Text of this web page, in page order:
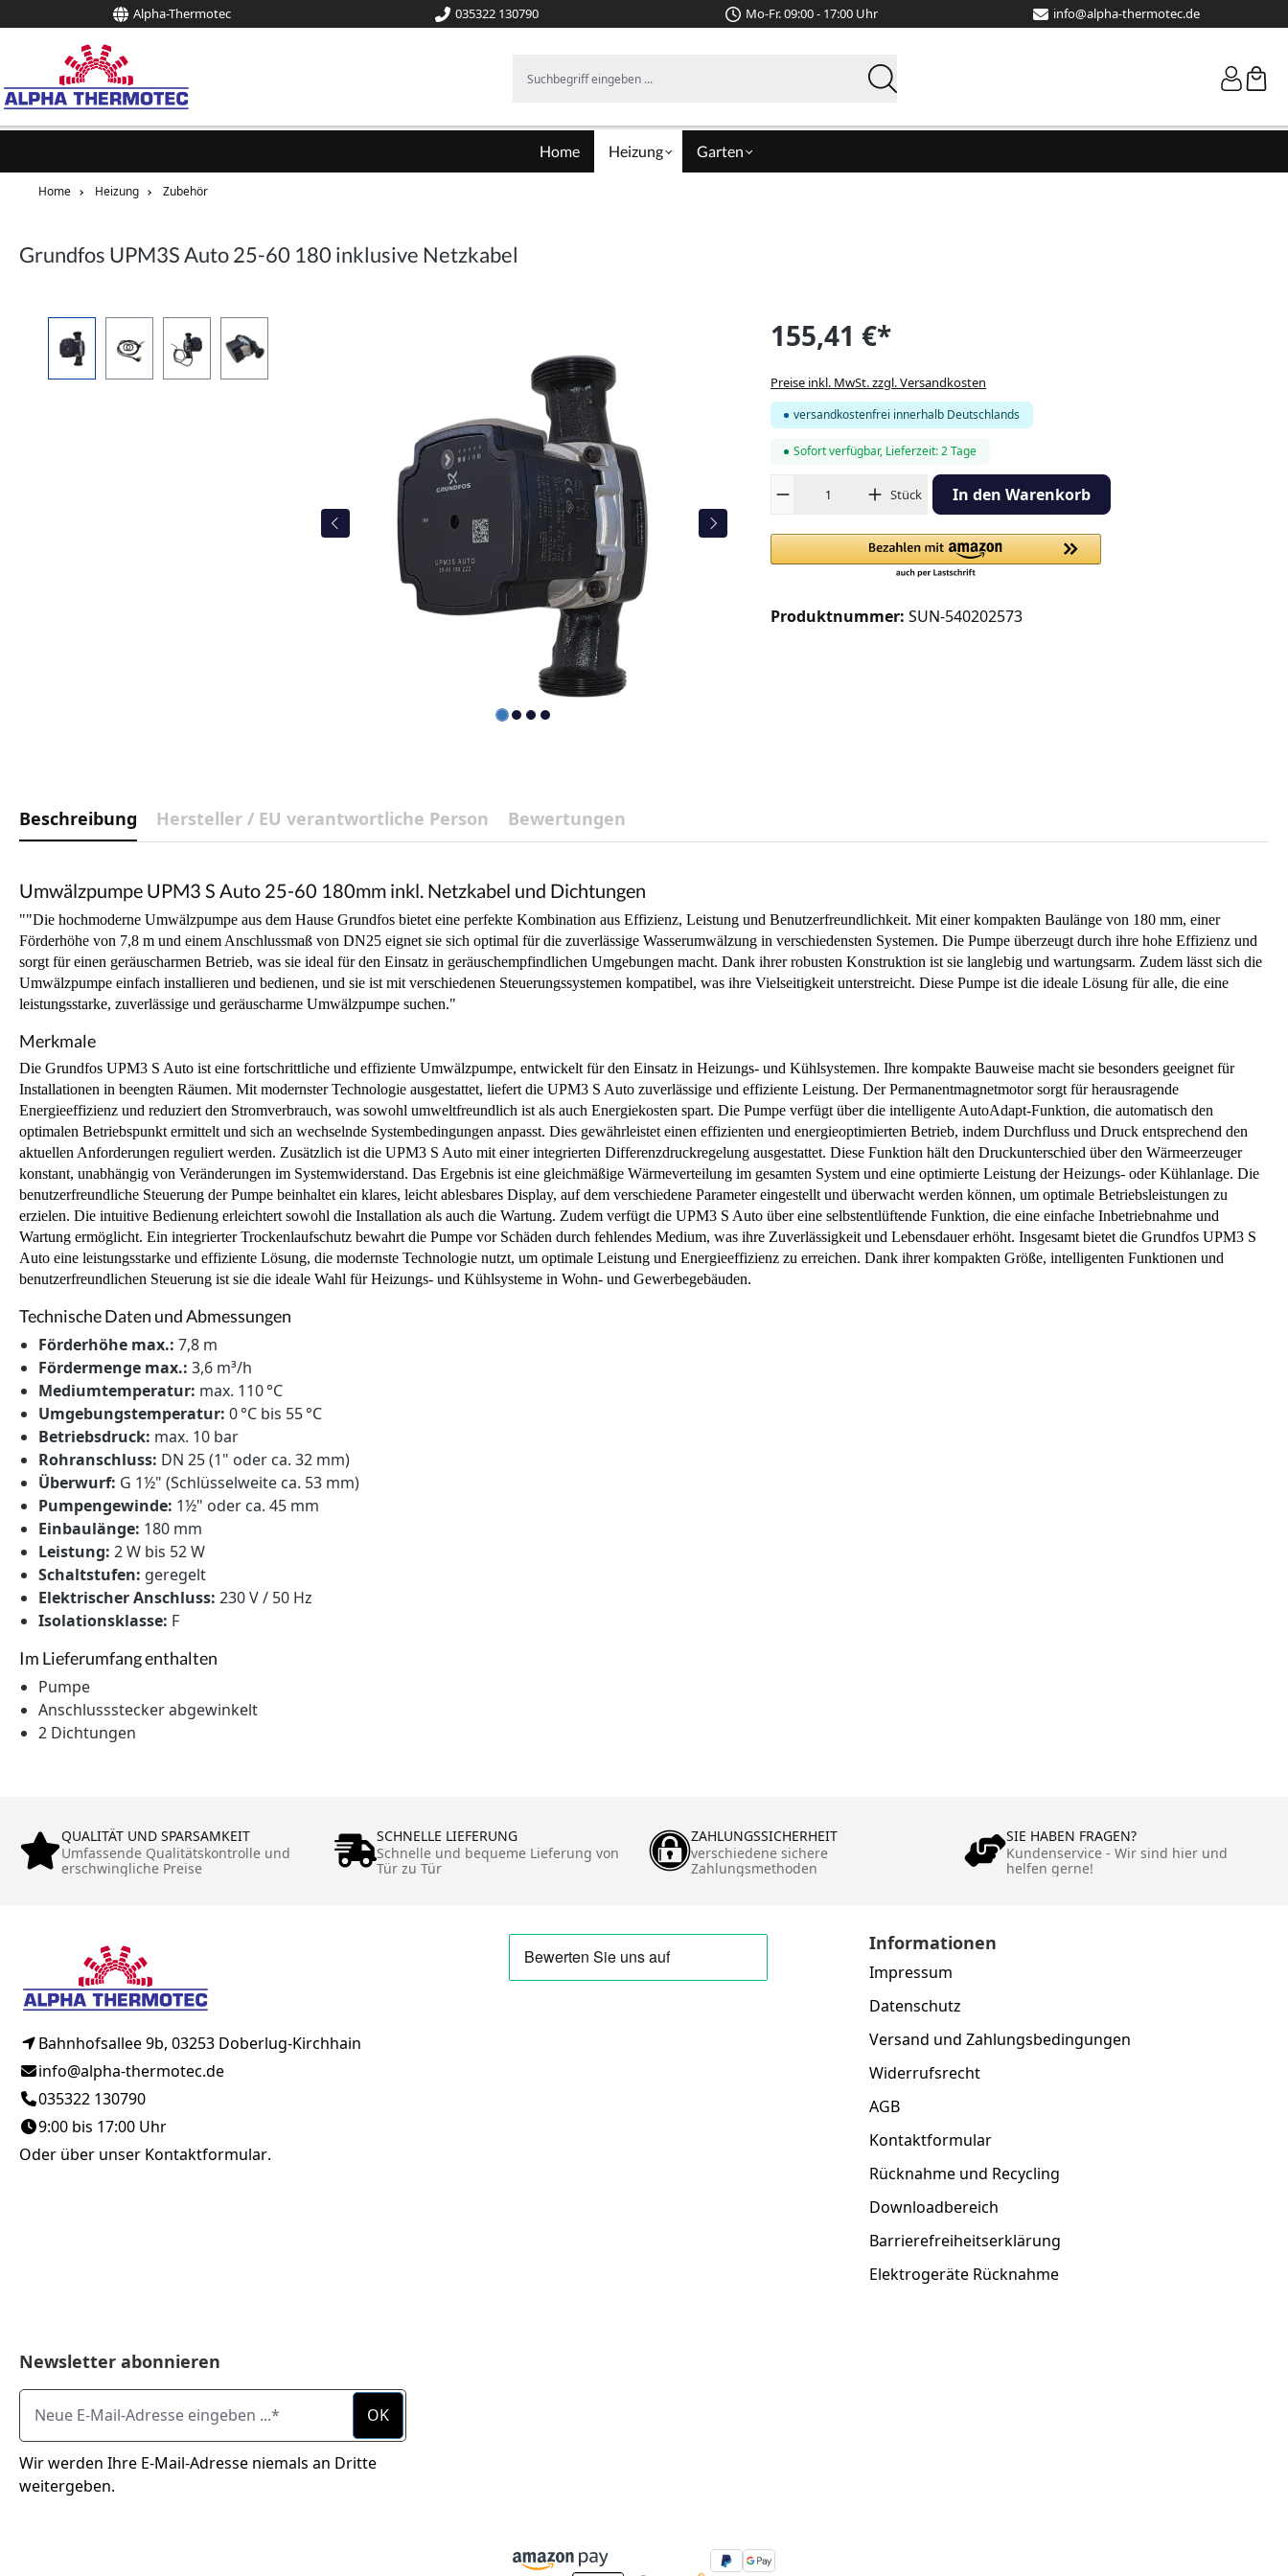
Zur Hauptnavigation springen
Alpha-Thermotec 035322 130790 Mo-Fr. 09:00 - 17:00 Uhr info@alpha-thermotec.de
Home Heizung Garten
Home Heizung Zubehör
Grundfos UPM3S Auto 25-60 180 inklusive Netzkabel
Bildergalerie überspringen 155,41 €*
Preise inkl. MwSt. zzgl. Versandkosten
versandkostenfrei innerhalb Deutschlands
Sofort verfügbar, Lieferzeit: 2 Tage
Produkt Anzahl: Gib den gewünschten Wert ein oder benutze die
Stück In den Warenkorb
Produktnummer: SUN-540202573
Beschreibung Hersteller / EU verantwortliche Person Bewertungen
Umwälzpumpe UPM3 S Auto 25-60 180mm inkl. Netzkabel und Dichtungen
""Die hochmoderne Umwälzpumpe aus dem Hause Grundfos bietet eine perfekte Kombination aus Effizienz, Leistung und Benutzerfreundlichkeit. Mit einer kompakten Baulänge von 180 mm, einer
Förderhöhe von 7,8 m und einem Anschlussmaß von DN25 eignet sie sich optimal für die zuverlässige Wasserumwälzung in verschiedensten Systemen. Die Pumpe überzeugt durch ihre hohe Effizienz und
sorgt für einen geräuscharmen Betrieb, was sie ideal für den Einsatz in geräuschempfindlichen Umgebungen macht. Dank ihrer robusten Konstruktion ist sie langlebig und wartungsarm. Zudem lässt sich die
Umwälzpumpe einfach installieren und bedienen, und sie ist mit verschiedenen Steuerungssystemen kompatibel, was ihre Vielseitigkeit unterstreicht. Diese Pumpe ist die ideale Lösung für alle, die eine
leistungsstarke, zuverlässige und geräuscharme Umwälzpumpe suchen."
Merkmale
Die Grundfos UPM3 S Auto ist eine fortschrittliche und effiziente Umwälzpumpe, entwickelt für den Einsatz in Heizungs- und Kühlsystemen. Ihre kompakte Bauweise macht sie besonders geeignet für
Installationen in beengten Räumen. Mit modernster Technologie ausgestattet, liefert die UPM3 S Auto zuverlässige und effiziente Leistung. Der Permanentmagnetmotor sorgt für herausragende
Energieeffizienz und reduziert den Stromverbrauch, was sowohl umweltfreundlich ist als auch Energiekosten spart. Die Pumpe verfügt über die intelligente AutoAdapt-Funktion, die automatisch den
optimalen Betriebspunkt ermittelt und sich an wechselnde Systembedingungen anpasst. Dies gewährleistet einen effizienten und energieoptimierten Betrieb, indem Durchfluss und Druck entsprechend den
aktuellen Anforderungen reguliert werden. Zusätzlich ist die UPM3 S Auto mit einer integrierten Differenzdruckregelung ausgestattet. Diese Funktion hält den Druckunterschied über den Wärmeerzeuger
konstant, unabhängig von Veränderungen im Systemwiderstand. Das Ergebnis ist eine gleichmäßige Wärmeverteilung im gesamten System und eine optimierte Leistung der Heizungs- oder Kühlanlage. Die
benutzerfreundliche Steuerung der Pumpe beinhaltet ein klares, leicht ablesbares Display, auf dem verschiedene Parameter eingestellt und überwacht werden können, um optimale Betriebsleistungen zu
erzielen. Die intuitive Bedienung erleichtert sowohl die Installation als auch die Wartung. Zudem verfügt die UPM3 S Auto über eine selbstentlüftende Funktion, die eine einfache Inbetriebnahme und
Wartung ermöglicht. Ein integrierter Trockenlaufschutz bewahrt die Pumpe vor Schäden durch fehlendes Medium, was ihre Zuverlässigkeit und Lebensdauer erhöht. Insgesamt bietet die Grundfos UPM3 S
Auto eine leistungsstarke und effiziente Lösung, die modernste Technologie nutzt, um optimale Leistung und Energieeffizienz zu erreichen. Dank ihrer kompakten Größe, intelligenten Funktionen und
benutzerfreundlichen Steuerung ist sie die ideale Wahl für Heizungs- und Kühlsysteme in Wohn- und Gewerbegebäuden.
Technische Daten und Abmessungen
Förderhöhe max.: 7,8 m
Fördermenge max.: 3,6 m³/h
Mediumtemperatur: max. 110 °C
Umgebungstemperatur: 0 °C bis 55 °C
Betriebsdruck: max. 10 bar
Rohranschluss: DN 25 (1" oder ca. 32 mm)
Überwurf: G 1½" (Schlüsselweite ca. 53 mm)
Pumpengewinde: 1½" oder ca. 45 mm
Einbaulänge: 180 mm
Leistung: 2 W bis 52 W
Schaltstufen: geregelt
Elektrischer Anschluss: 230 V / 50 Hz
Isolationsklasse: F
Im Lieferumfang enthalten
Pumpe
Anschlussstecker abgewinkelt
2 Dichtungen
QUALITÄT UND SPARSAMKEIT
Umfassende Qualitätskontrolle und
erschwingliche Preise
SCHNELLE LIEFERUNG
Schnelle und bequeme Lieferung von
Tür zu Tür
ZAHLUNGSSICHERHEIT
verschiedene sichere
Zahlungsmethoden
SIE HABEN FRAGEN?
Kundenservice - Wir sind hier und
helfen gerne!
Bahnhofsallee 9b, 03253 Doberlug-Kirchhain
info@alpha-thermotec.de
035322 130790
9:00 bis 17:00 Uhr
Oder über unser Kontaktformular.
Informationen
Impressum
Datenschutz
Versand und Zahlungsbedingungen
Widerrufsrecht
AGB
Kontaktformular
Rücknahme und Recycling
Downloadbereich
Barrierefreiheitserklärung
Elektrogeräte Rücknahme
Newsletter abonnieren
Neue E-Mail-Adresse eingeben ...
OK
Wir werden Ihre E-Mail-Adresse niemals an Dritte
weitergeben.